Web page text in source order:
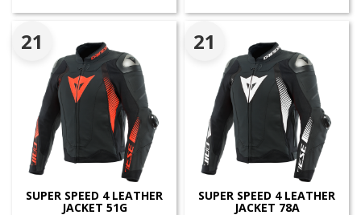
21
SUPER SPEED 4 LEATHER
JACKET 51G
21
SUPER SPEED 4 LEATHER
JACKET 78A